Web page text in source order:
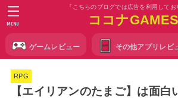
『こちらのブログでは広告を利用してお
ココナGAMES
ゲームレビュー その他アプリレビ
MENU
RPG
【エイリアンのたまご】は面白